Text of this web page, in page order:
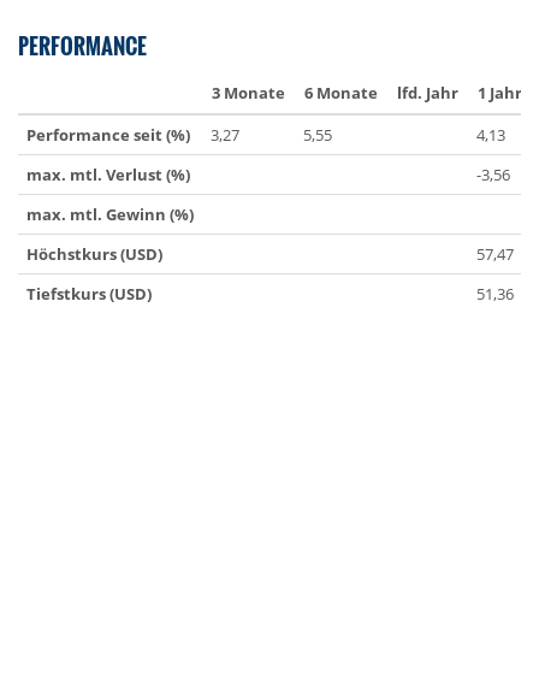
PERFORMANCE
3 Monate 6 Monate lfd. Jahr
1 Jahr
Performance seit (%)
3,27 5,55
4,13
max. mtl. Verlust (%)
-3,56
max. mtl. Gewinn (%)
Höchstkurs (USD)
57,47
Tiefstkurs (USD)
51,36